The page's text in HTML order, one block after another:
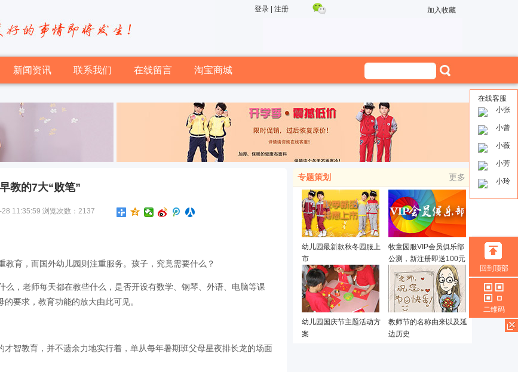
登录| 注册 加入收藏
新闻资讯 联系我们 在线留言 淘宝商城
教的7大“败笔”
11:35:59 浏览次数：2137
育，而国外幼儿园则注重服务。孩子，究竟需要什么？
，老师每天都在教些什么，是否开设有数学、钢琴、外语、电脑等课
要求，教育功能的放大由此可见。
教育，并不遗余力地实行着，单从每年暑期班父母星夜排长龙的场面
专题策划 更多
幼儿园最新款秋冬园服上
市
牧童园服VIP会员俱乐部
公测，新注册即送100元
幼儿园国庆节主题活动方
案
教师节的名称由来以及延
边历史
在线客服
小张
小曾
小薇
小芳
小玲
回到顶部
二维码